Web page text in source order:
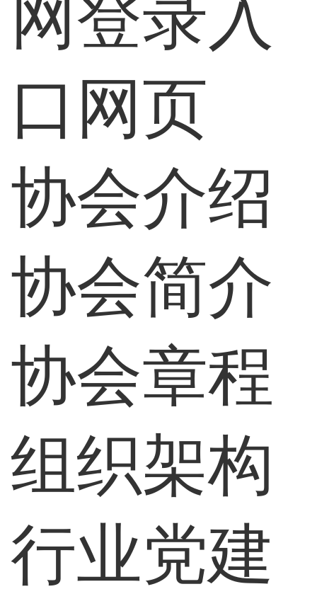
网登录入
口网页
协会介绍
协会简介
协会章程
组织架构
行业党建